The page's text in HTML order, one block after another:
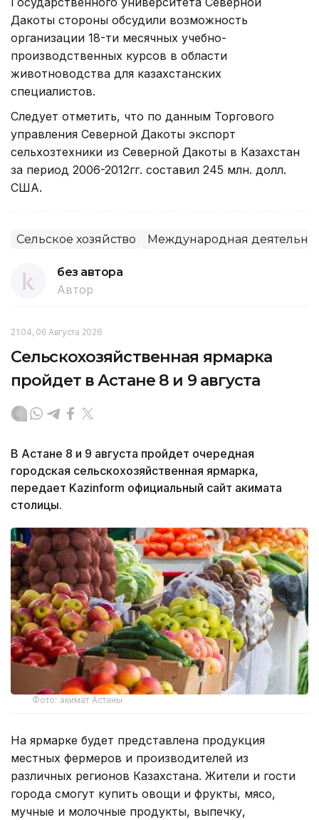
Дакоты стороны обсудили возможность
организации 18-ти месячных учебно-
производственных курсов в области
животноводства для казахстанских
специалистов.
Следует отметить, что по данным Торгового
управления Северной Дакоты экспорт
сельхозтехники из Северной Дакоты в Казахстан
за период 2006-2012гг. составил 245 млн. долл.
США.
Сельское хозяйство Международная
без автора
Автор
21:04, 06 Августа 2026
Сельскохозяйственная ярмарка
пройдет в Астане 8 и 9 августа
В Астане 8 и 9 августа пройдет очередная
городская сельскохозяйственная ярмарка,
передает Kazinform официальный сайт акимата
столицы.
Фото: акимат Астаны
На ярмарке будет представлена продукция
местных фермеров и производителей из
различных регионов Казахстана. Жители и гости
города смогут купить овощи и фрукты, мясо,
мучные и молочные продукты, выпечку,